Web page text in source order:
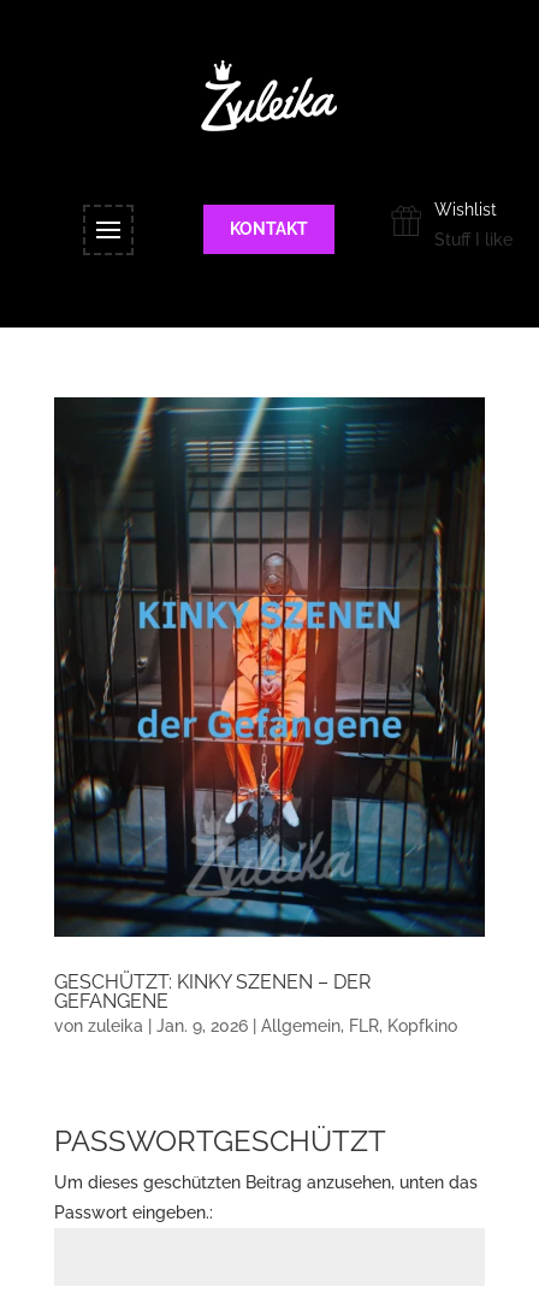
KONTAKT
Wishlist
Stuff I like
GESCHÜTZT: KINKY SZENEN – DER
GEFANGENE
von zuleika Jan. 9, 2026| Allgemein, FLR, Kopfkino
PASSWORTGESCHÜTZT
Um dieses geschützten Beitrag anzusehen, unten das
Passwort eingeben.: